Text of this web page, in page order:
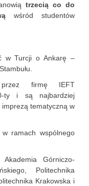
trzecią co do
wśród studentów
w Turcji o Ankarę –
przez firmę IEFT
ty i są najbardziej
tematyczną w
ramach wspólnego
Górniczo-
Politechnika
Krakowska i